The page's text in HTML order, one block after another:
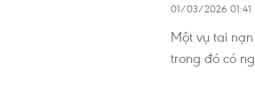
01/03/2026 01:41
Một vụ tai
trong đó có